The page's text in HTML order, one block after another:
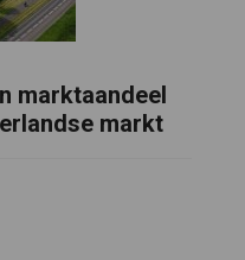
marktaandeel
markt